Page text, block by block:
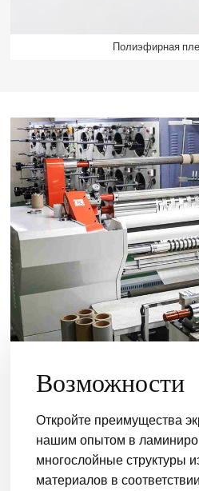
Полиэфирная
Возможности
Откройте преимущества
нашим опытом в
многослойные структуры
материалов в